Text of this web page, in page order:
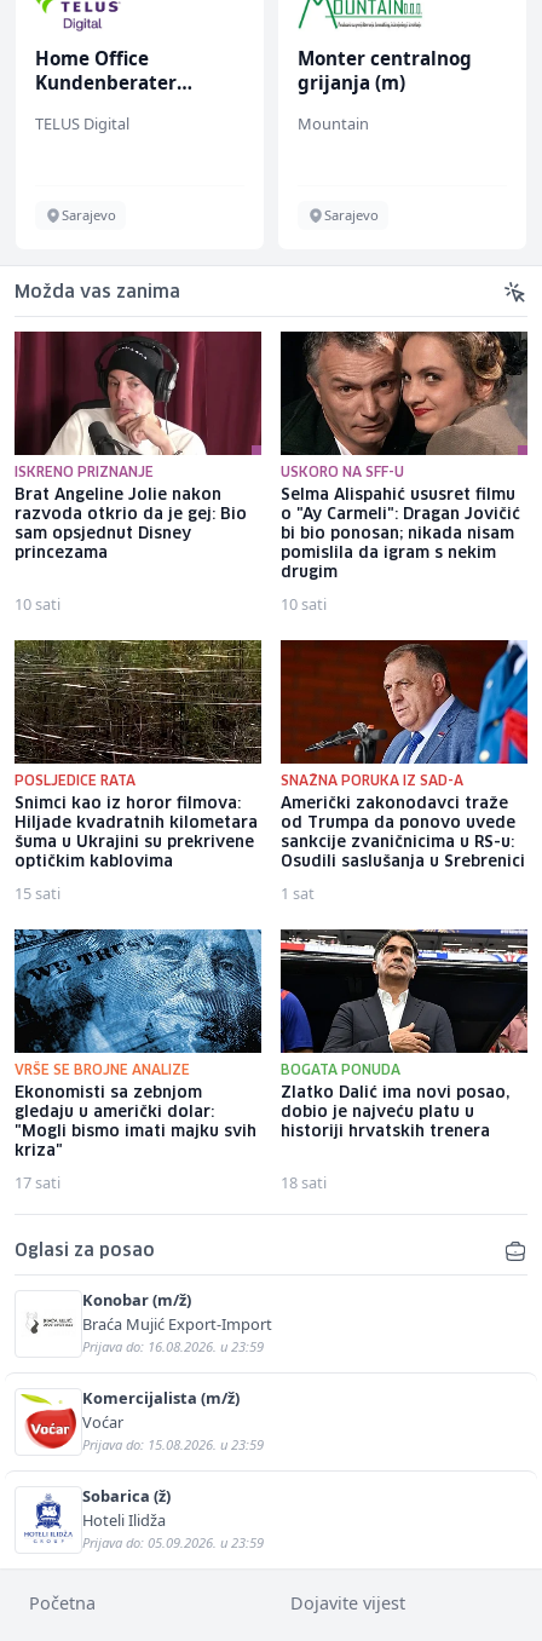
Home Office
Kundenberater
renommiertes
TELUS Digital
Sarajevo
Monter centralnog
grijanja (m)
Mountain
Sarajevo
Možda vas zanima
ISKRENO PRIZNANJE
Brat Angeline Jolie nakon
razvoda otkrio da je gej: Bio
sam opsjednut Disney
princezama
10 sati
USKORO NA SFF-U
Selma Alispahić ususret filmu
o "Ay Carmeli": Dragan Jovičić
bi bio ponosan; nikada nisam
pomislila da igram s nekim
drugim
10 sati
POSLJEDICE RATA
Snimci kao iz horor filmova:
Hiljade kvadratnih kilometara
šuma u Ukrajini su prekrivene
optičkim kablovima
15 sati
SNAŽNA PORUKA IZ SAD-A
Američki zakonodavci traže
od Trumpa da ponovo uvede
sankcije zvaničnicima u RS-u:
Osudili saslušanja u Srebrenici
1 sat
VRŠE SE BROJNE ANALIZE
Ekonomisti sa zebnjom
gledaju u američki dolar:
"Mogli bismo imati majku svih
kriza"
17 sati
BOGATA PONUDA
Zlatko Dalić ima novi posao,
dobio je najveću platu u
historiji hrvatskih trenera
18 sati
Oglasi za posao
Konobar (m/ž)
Braća Mujić Export-Import
Prijava do: 16.08.2026. u 23:59
Komercijalista (m/ž)
Voćar
Prijava do: 15.08.2026. u 23:59
Sobarica (ž)
Hoteli Ilidža
Prijava do: 05.09.2026. u 23:59
Početna Dojavite vijest